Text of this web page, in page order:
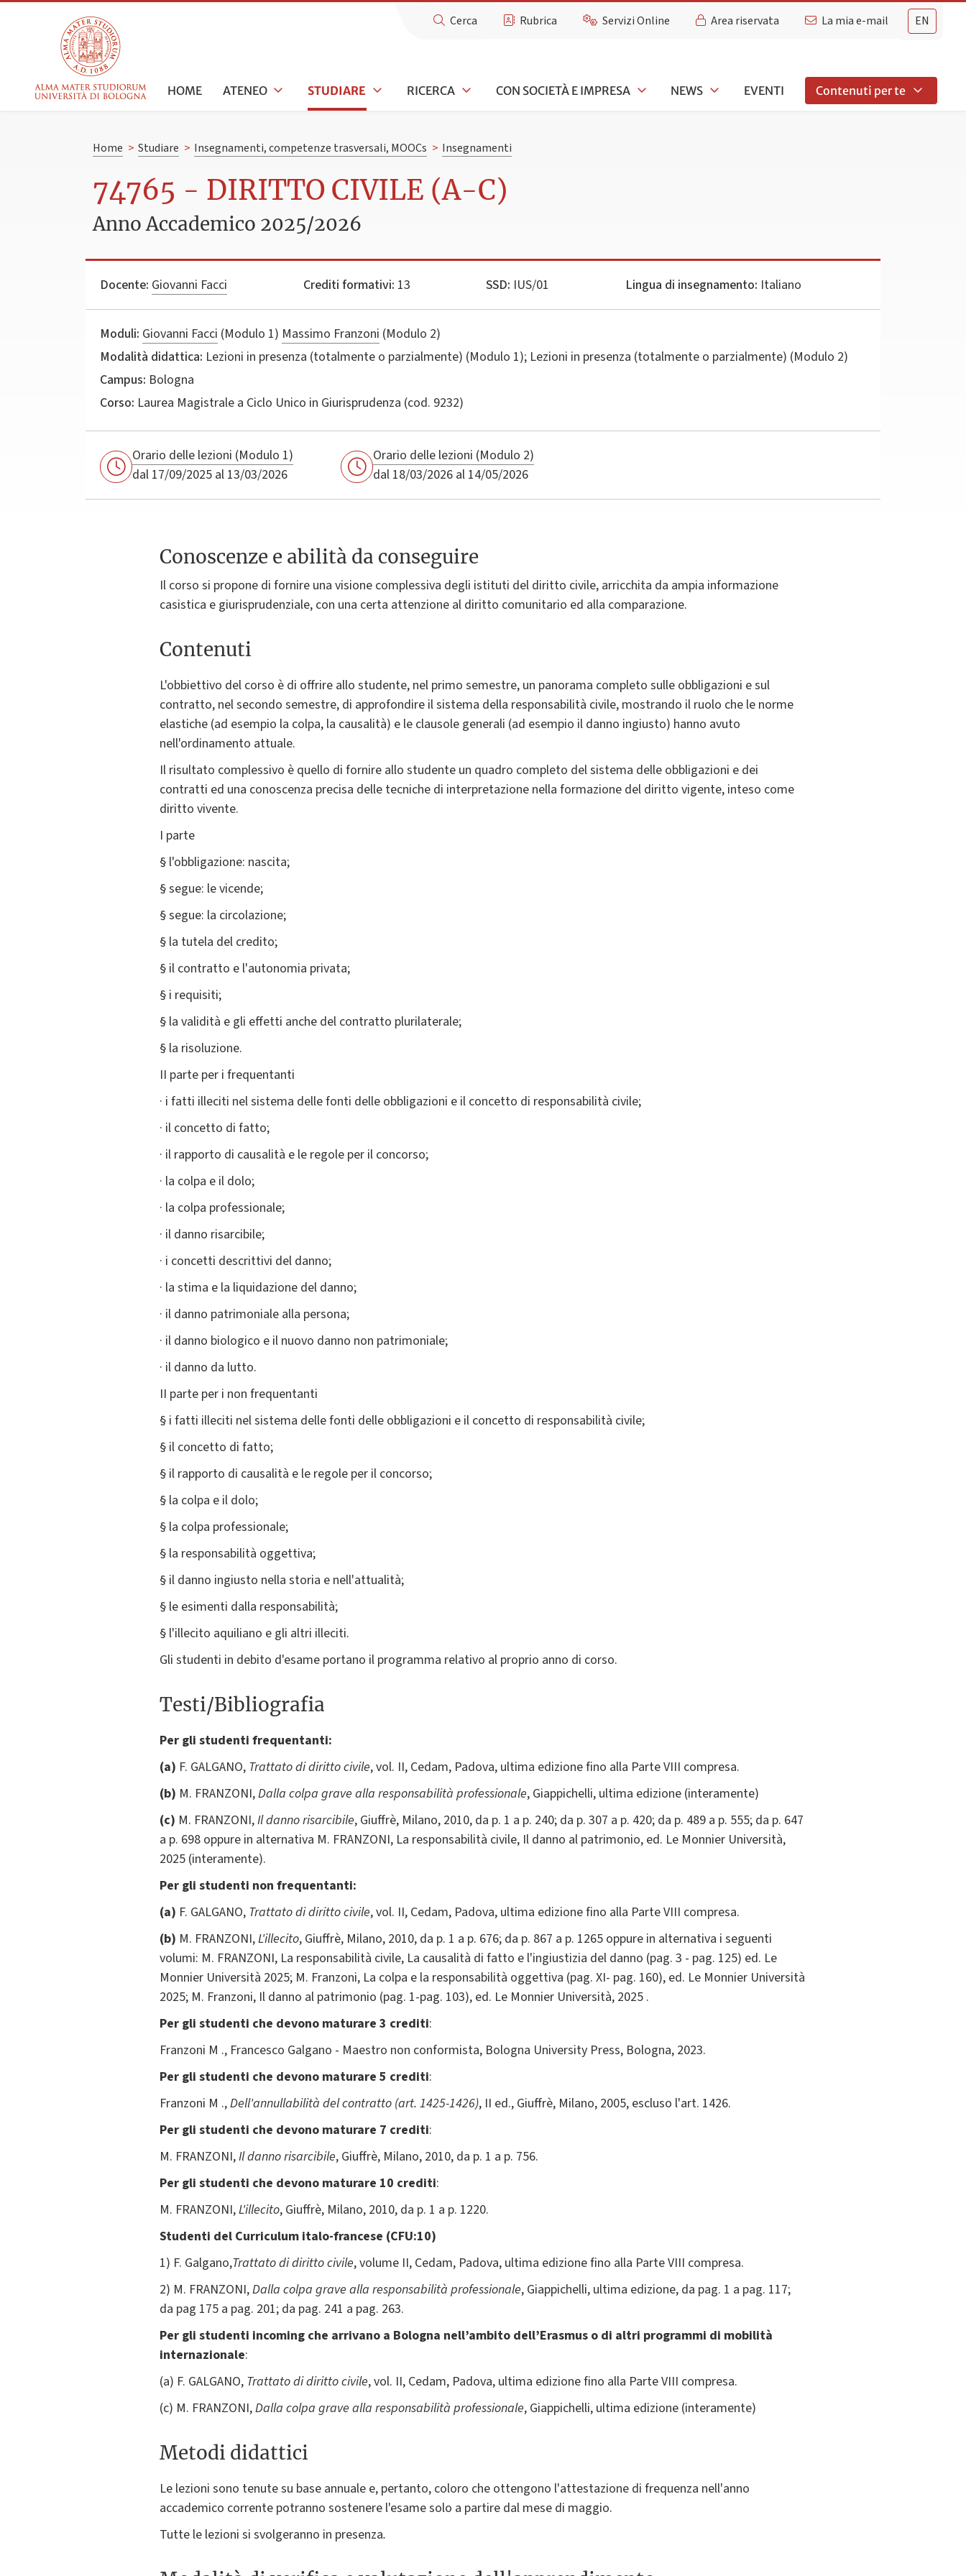
EN
Cerca Rubrica Servizi Online Area riservata La mia e-mail
HOME ATENEO STUDIARE RICERCA CON SOCIETÀ E IMPRESA NEWS EVENTI Contenuti per te
Home > Studiare > Insegnamenti, competenze trasversali, MOOCs > Insegnamenti
74765 - DIRITTO CIVILE (A-C)
Anno Accademico 2025/2026
Docente: Giovanni Facci Crediti formativi: 13 SSD: IUS/01 Lingua di insegnamento: Italiano
Moduli: Giovanni Facci (Modulo 1) Massimo Franzoni (Modulo 2)
Modalità didattica: Lezioni in presenza (totalmente o parzialmente) (Modulo 1); Lezioni in presenza (totalmente o parzialmente) (Modulo 2)
Campus: Bologna
Corso: Laurea Magistrale a Ciclo Unico in Giurisprudenza (cod. 9232)
Orario delle lezioni (Modulo 1)
dal 17/09/2025 al 13/03/2026
Orario delle lezioni (Modulo 2)
dal 18/03/2026 al 14/05/2026
Conoscenze e abilità da conseguire
Il corso si propone di fornire una visione complessiva degli istituti del diritto civile, arricchita da ampia informazione
casistica e giurisprudenziale, con una certa attenzione al diritto comunitario ed alla comparazione.
Contenuti
L'obbiettivo del corso è di offrire allo studente, nel primo semestre, un panorama completo sulle obbligazioni e sul
contratto, nel secondo semestre, di approfondire il sistema della responsabilità civile, mostrando il ruolo che le norme
elastiche (ad esempio la colpa, la causalità) e le clausole generali (ad esempio il danno ingiusto) hanno avuto
nell'ordinamento attuale.
Il risultato complessivo è quello di fornire allo studente un quadro completo del sistema delle obbligazioni e dei
contratti ed una conoscenza precisa delle tecniche di interpretazione nella formazione del diritto vigente, inteso come
diritto vivente.
I parte
§ l'obbligazione: nascita;
§ segue: le vicende;
§ segue: la circolazione;
§ la tutela del credito;
§ il contratto e l'autonomia privata;
§ i requisiti;
§ la validità e gli effetti anche del contratto plurilaterale;
§ la risoluzione.
II parte per i frequentanti
· i fatti illeciti nel sistema delle fonti delle obbligazioni e il concetto di responsabilità civile;
· il concetto di fatto;
· il rapporto di causalità e le regole per il concorso;
· la colpa e il dolo;
· la colpa professionale;
· il danno risarcibile;
· i concetti descrittivi del danno;
· la stima e la liquidazione del danno;
· il danno patrimoniale alla persona;
· il danno biologico e il nuovo danno non patrimoniale;
· il danno da lutto.
II parte per i non frequentanti
§ i fatti illeciti nel sistema delle fonti delle obbligazioni e il concetto di responsabilità civile;
§ il concetto di fatto;
§ il rapporto di causalità e le regole per il concorso;
§ la colpa e il dolo;
§ la colpa professionale;
§ la responsabilità oggettiva;
§ il danno ingiusto nella storia e nell'attualità;
§ le esimenti dalla responsabilità;
§ l'illecito aquiliano e gli altri illeciti.
Gli studenti in debito d'esame portano il programma relativo al proprio anno di corso.
Testi/Bibliografia
Per gli studenti frequentanti:
(a) F. GALGANO, Trattato di diritto civile, vol. II, Cedam, Padova, ultima edizione fino alla Parte VIII compresa.
(b) M. FRANZONI,Dalla colpa grave alla responsabilità professionale, Giappichelli, ultima edizione (interamente)
(c) M. FRANZONI,Il danno risarcibile, Giuffrè, Milano, 2010, da p. 1 a p. 240; da p. 307 a p. 420; da p. 489 a p. 555; da p. 647
a p. 698 oppure in alternativa M. FRANZONI, La responsabilità civile, Il danno al patrimonio, ed. Le Monnier Università,
2025 (interamente).
Per gli studenti non frequentanti:
(a) F. GALGANO, Trattato di diritto civile, vol. II, Cedam, Padova, ultima edizione fino alla Parte VIII compresa.
(b) M. FRANZONI,L'illecito, Giuffrè, Milano, 2010, da p. 1 a p. 676; da p. 867 a p. 1265 oppure in alternativa i seguenti
volumi: M. FRANZONI, La responsabilità civile, La causalità di fatto e l'ingiustizia del danno (pag. 3 - pag. 125) ed. Le
Monnier Università 2025; M. Franzoni, La colpa e la responsabilità oggettiva (pag. XI- pag. 160), ed. Le Monnier Università
2025; M. Franzoni, Il danno al patrimonio (pag. 1-pag. 103), ed. Le Monnier Università, 2025 .
Per gli studenti che devono maturare 3 crediti:
Franzoni M ., Francesco Galgano - Maestro non conformista, Bologna University Press, Bologna, 2023.
Per gli studenti che devono maturare 5 crediti:
Franzoni M .,Dell'annullabilità del contratto (art. 1425-1426), II ed., Giuffrè, Milano, 2005, escluso l'art. 1426.
Per gli studenti che devono maturare 7 crediti:
M. FRANZONI,Il danno risarcibile, Giuffrè, Milano, 2010, da p. 1 a p. 756.
Per gli studenti che devono maturare 10 crediti:
M. FRANZONI,L'illecito, Giuffrè, Milano, 2010, da p. 1 a p. 1220.
Studenti del Curriculum italo-francese (CFU:10)
1) F. Galgano,Trattato di diritto civile, volume II, Cedam, Padova, ultima edizione fino alla Parte VIII compresa.
2) M. FRANZONI,Dalla colpa grave alla responsabilità professionale, Giappichelli, ultima edizione, da pag. 1 a pag. 117;
da pag 175 a pag. 201; da pag. 241 a pag. 263.
Per gli studenti incoming che arrivano a Bologna nell’ambito dell’Erasmus o di altri programmi di mobilità
internazionale:
(a) F. GALGANO, Trattato di diritto civile, vol. II, Cedam, Padova, ultima edizione fino alla Parte VIII compresa.
(c) M. FRANZONI,Dalla colpa grave alla responsabilità professionale, Giappichelli, ultima edizione (interamente)
Metodi didattici
Le lezioni sono tenute su base annuale e, pertanto, coloro che ottengono l'attestazione di frequenza nell'anno
accademico corrente potranno sostenere l'esame solo a partire dal mese di maggio.
Tutte le lezioni si svolgeranno in presenza.